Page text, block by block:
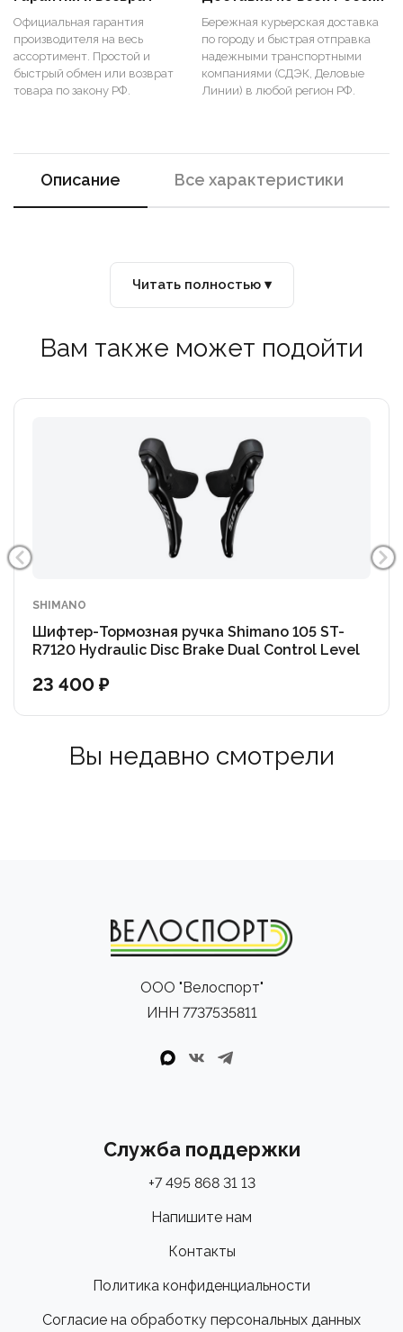
Официальная гарантия
производителя на весь
ассортимент. Простой и
быстрый обмен или возврат
товара по закону РФ.
Бережная курьерская доставка
по городу и быстрая отправка
надежными транспортными
компаниями (СДЭК, Деловые
Линии) в любой регион РФ.
Описание Все характеристики
Читать полностью ▾
Вам также может подойти
SHIMANO
Шифтер-Тормозная ручка Shimano 105 ST-
R7120 Hydraulic Disc Brake Dual Control Level
23 400 ₽
Вы недавно смотрели
ООО "Велоспорт"
ИНН 7737535811
Служба поддержки
+7 495 868 31 13
Напишите нам
Контакты
Политика конфиденциальности
Согласие на обработку персональных данных